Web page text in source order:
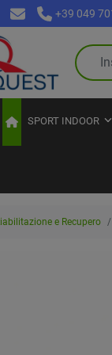
+39 049
SPORT INDOOR
e Recupero